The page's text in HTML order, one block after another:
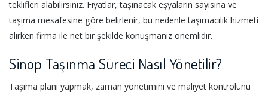
teklifleri alabilirsiniz. Fiyatlar, taşınacak eşyaların sayısına ve
taşıma mesafesine göre belirlenir, bu nedenle taşımacılık hizmeti
alırken firma ile net bir şekilde konuşmanız önemlidir.
Sinop Taşınma Süreci Nasıl Yönetilir?
Taşıma planı yapmak, zaman yönetimini ve maliyet kontrolünü